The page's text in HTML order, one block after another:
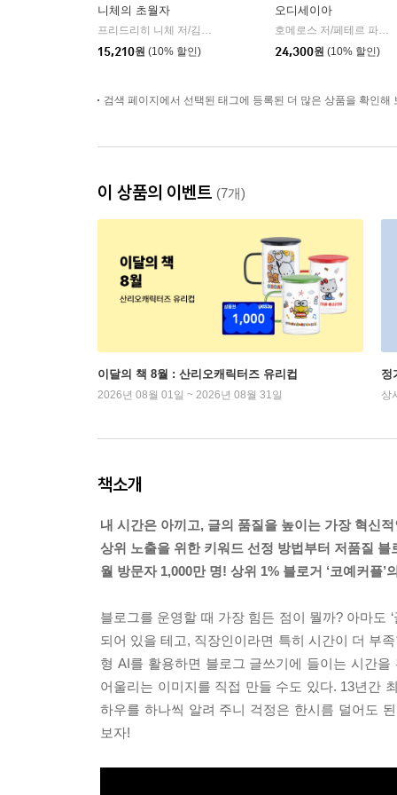
니체의 초월자
프리드리히 니체 저/김철 편역
15,210원 (10% 할인)
오디세이아
호메로스 저/페테르 파울 루벤스 그림/박문재 역
24,300원 (10% 할인)
검색 페이지에서 선택된 태그에 등록된 더 많은 상품을 확인해
이 상품의 이벤트 (7개)
이달의 책 8월 : 산리오캐릭터즈 유리컵
2026년 08월 01일 ~ 2026년 08월 31일
정
상
책소개
내 시간은 아끼고, 글의 품질을 높이는 가장 혁신
상위 노출을 위한 키워드 선정 방법부터 저품질
월 방문자 1,000만 명! 상위 1% 블로거 ‘코예커플
블로그를 운영할 때 가장 힘든 점이 뭘까? 아마도
되어 있을 테고, 직장인이라면 특히 시간이 더 부
형 AI를 활용하면 블로그 글쓰기에 들이는 시간
어울리는 이미지를 직접 만들 수도 있다. 13년간
하우를 하나씩 알려 주니 걱정은 한시름 덜어도
보자!